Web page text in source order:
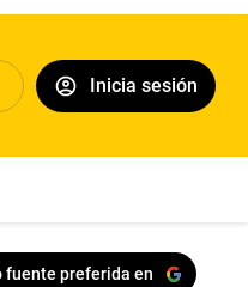
Inicia sesión
fuente preferida en